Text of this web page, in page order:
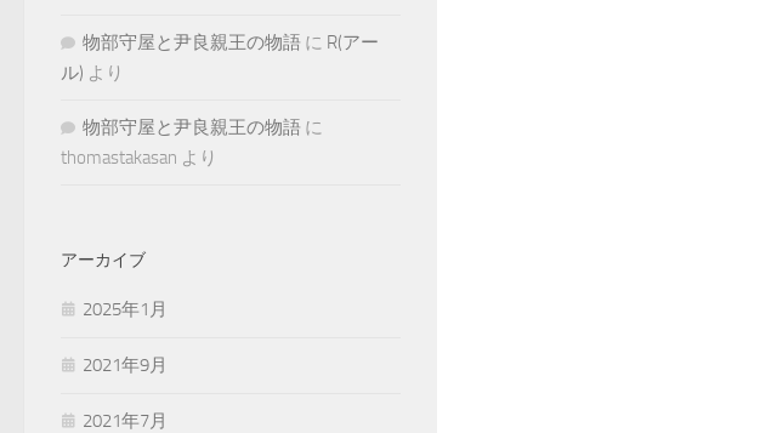
物部守屋と尹良親王の物語 に R(アー
ル) より
物部守屋と尹良親王の物語 に
thomastakasan より
アーカイブ
2025年1月
2021年9月
2021年7月